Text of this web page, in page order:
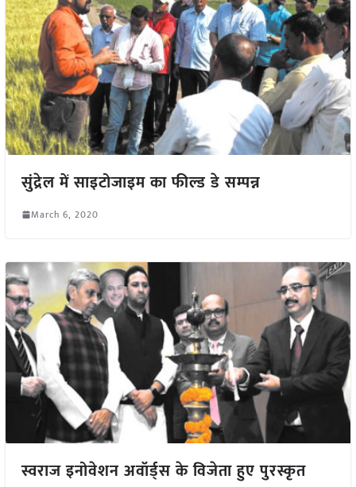
सुंद्रेल में साइटोजाइम का फील्ड डे सम्पन्न
March 6, 2020
स्वराज इनोवेशन अवॉर्ड्स के विजेता हुए पुरस्कृत